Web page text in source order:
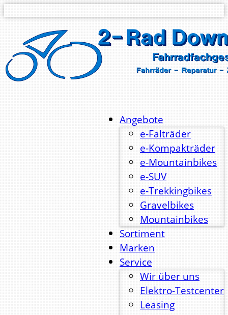
Angebote
e-Falträder
e-Kompakträder
e-Mountainbikes
e-SUV
e-Trekkingbikes
Gravelbikes
Mountainbikes
Sortiment
Marken
Service
Wir über uns
Elektro-Testcenter
Leasing